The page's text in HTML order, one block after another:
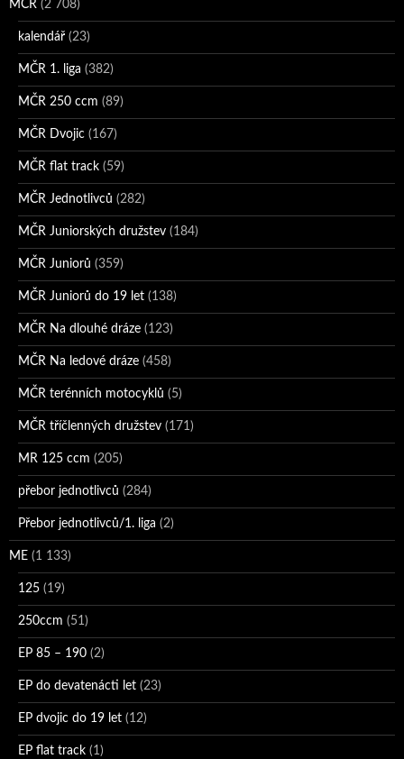
MČR (2 708)
kalendář (23)
MČR 1. liga (382)
MČR 250 ccm (89)
MČR Dvojic (167)
MČR flat track (59)
MČR Jednotlivců (282)
MČR Juniorských družstev (184)
MČR Juniorů (359)
MČR Juniorů do 19 let (138)
MČR Na dlouhé dráze (123)
MČR Na ledové dráze (458)
MČR terénních motocyklů (5)
MČR tříčlenných družstev (171)
MR 125 ccm (205)
přebor jednotlivců (284)
Přebor jednotlivců/1. liga (2)
ME (1 133)
125 (19)
250ccm (51)
EP 85 – 190 (2)
EP do devatenácti let (23)
EP dvojic do 19 let (12)
EP flat track (1)